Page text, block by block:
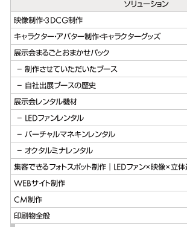
ソリューション
映像制作・3DCG制作
キャラクター・アバター制作・キャラクターグッズ
展示会まるごとおまかせパック
制作させていただいたブース
自社出展ブースの歴史
展示会レンタル機材
LEDファンレンタル
バーチャルマネキンレンタル
オクタルミナレンタル
集客できるフォトスポット制作｜LEDファン×映像×立体
WEBサイト制作
CM制作
印刷物全般